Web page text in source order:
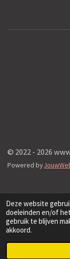
Deze website
doeleinden en/of
gebruik te blijven
akkoord.
© 2022 - 2026
Powered by